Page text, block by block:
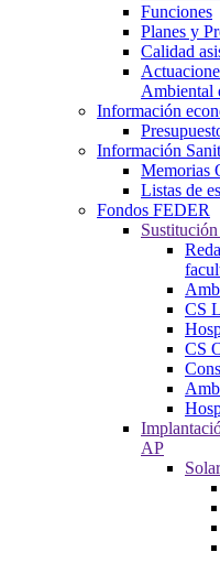
Funciones
Planes y
Calidad
Ambiental
Información
Información
Memorias
Listas de
Fondos FEDER
CS
CS
AP